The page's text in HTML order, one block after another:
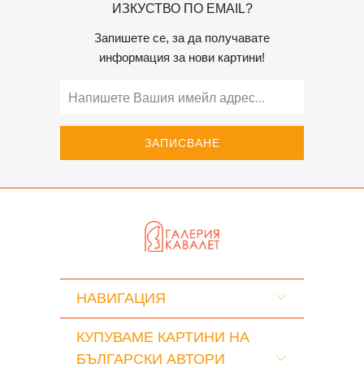
ИЗКУСТВО ПО EMAIL?
Запишете се, за да получавате
информация за нови картини!
НАВИГАЦИЯ
КУПУВАМЕ КАРТИНИ НА
БЪЛГАРСКИ АВТОРИ